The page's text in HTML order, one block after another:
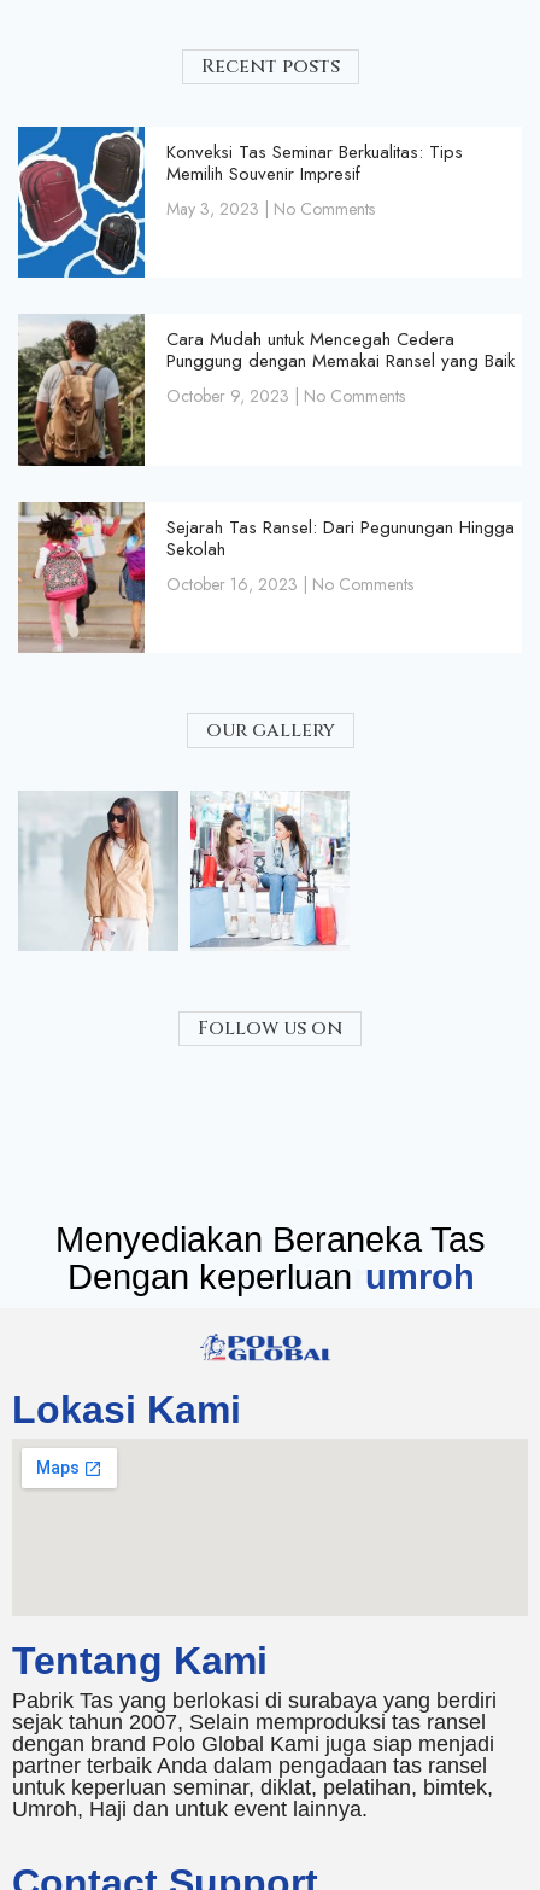
Recent posts
Konveksi Tas Seminar Berkualitas: Tips
Memilih Souvenir Impresif
May 3, 2023 No Comments
Cara Mudah untuk Mencegah Cedera
Punggung dengan Memakai Ransel yang Baik
October 9, 2023 No Comments
Sejarah Tas Ransel: Dari Pegunungan Hingga
Sekolah
October 16, 2023 No Comments
our gallery
Follow us on
Menyediakan Beraneka Tas
Dengan keperluan
seminar
Lokasi Kami
Tentang Kami
Pabrik Tas yang berlokasi di surabaya yang berdiri
sejak tahun 2007, Selain memproduksi tas ransel
dengan brand Polo Global Kami juga siap menjadi
partner terbaik Anda dalam pengadaan tas ransel
untuk keperluan seminar, diklat, pelatihan, bimtek,
Umroh, Haji dan untuk event lainnya.